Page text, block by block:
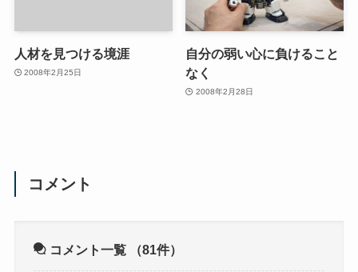
人材を見つける境涯
2008年2月25日
自分の弱い心に負けること
なく
2008年2月28日
コメント
コメント一覧 （81件）